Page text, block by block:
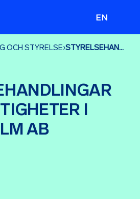
EN
OCH STYRELSE› STYRELSEHANDLINGAR MÄSSFASTIGHETER I STOCKHOLM AB
I
AB